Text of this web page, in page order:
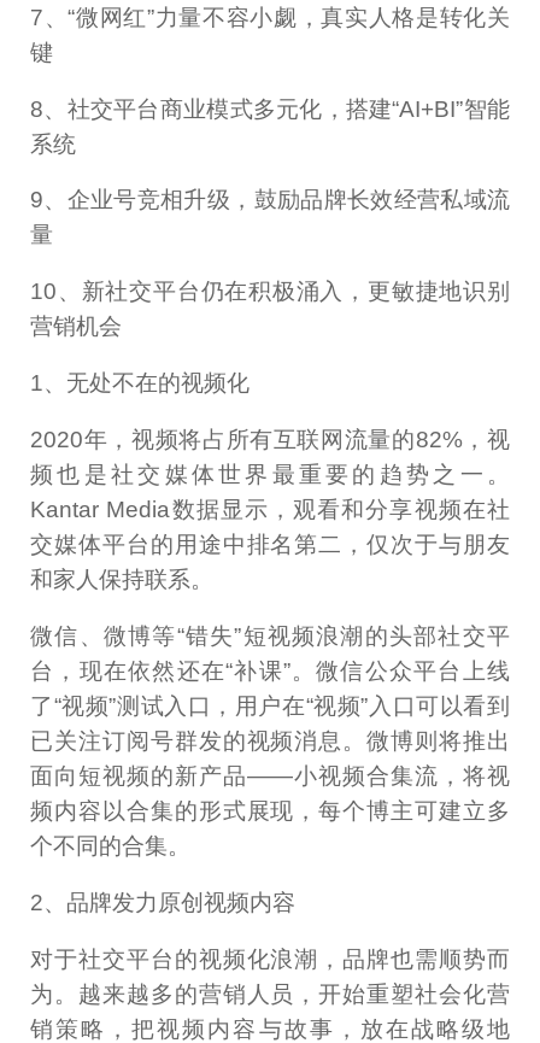
7、“微网红”力量不容小觑，真实人格是转化关
键
8、社交平台商业模式多元化，搭建“AI+BI”智能
系统
9、企业号竞相升级，鼓励品牌长效经营私域流
量
10、新社交平台仍在积极涌入，更敏捷地识别
营销机会
1、无处不在的视频化
2020年，视频将占所有互联网流量的82%，视
频也是社交媒体世界最重要的趋势之一。
Kantar Media数据显示，观看和分享视频在社
交媒体平台的用途中排名第二，仅次于与朋友
和家人保持联系。
微信、微博等“错失”短视频浪潮的头部社交平
台，现在依然还在“补课”。微信公众平台上线
了“视频”测试入口，用户在“视频”入口可以看到
已关注订阅号群发的视频消息。微博则将推出
面向短视频的新产品——小视频合集流，将视
频内容以合集的形式展现，每个博主可建立多
个不同的合集。
2、品牌发力原创视频内容
对于社交平台的视频化浪潮，品牌也需顺势而
为。越来越多的营销人员，开始重塑社会化营
销策略，把视频内容与故事，放在战略级地